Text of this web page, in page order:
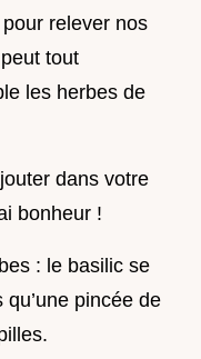
relever nos
tout
les herbes de
dans votre
bonheur !
: le basilic se
pincée de